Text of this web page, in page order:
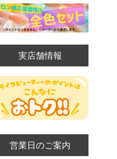
実店舗情報
営業日のご案内